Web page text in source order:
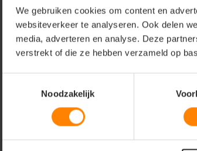
We gebruiken cookies om content en
websiteverkeer te analyseren. Ook delen
media, adverteren en analyse. Deze
verstrekt of die ze hebben verzameld op
Noodzakelijk